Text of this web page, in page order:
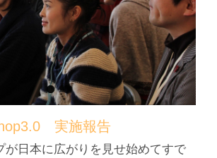
実施報告
が日本に広がりを見せ始めてすで